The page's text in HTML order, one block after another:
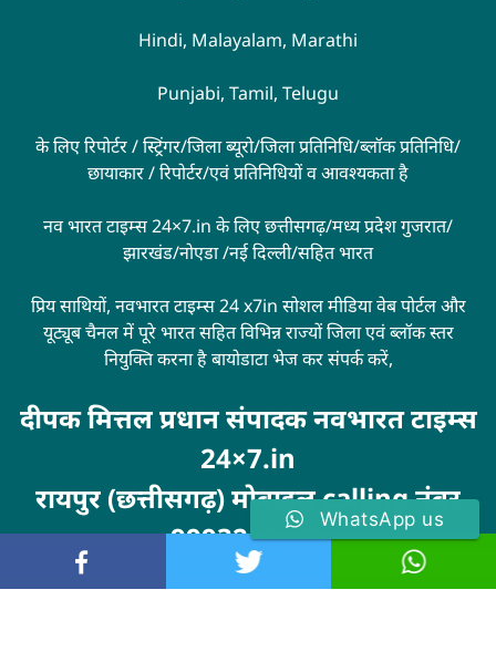
Hindi, Malayalam, Marathi
Punjabi, Tamil, Telugu
के लिए रिपोर्टर / स्ट्रिंगर/जिला ब्यूरो/जिला प्रतिनिधि/ब्लॉक प्रतिनिधि/
छायाकार / रिपोर्टर/एवं प्रतिनिधियों व आवश्यकता है
नव भारत टाइम्स 24×7.in के लिए छत्तीसगढ़/मध्य प्रदेश गुजरात/
झारखंड/नोएडा /नई दिल्ली/सहित भारत
प्रिय साथियों, नवभारत टाइम्स 24 x7in सोशल मीडिया वेब पोर्टल और
यूट्यूब चैनल में पूरे भारत सहित विभिन्न राज्यों जिला एवं ब्लॉक स्तर
नियुक्ति करना है बायोडाटा भेज कर संपर्क करें,
दीपक मित्तल प्रधान संपादक नवभारत टाइम्स
24×7.in
रायपुर (छत्तीसगढ़) मोबाइल calling नंबर
9993246100
MarketingHack4U
WhatsApp us